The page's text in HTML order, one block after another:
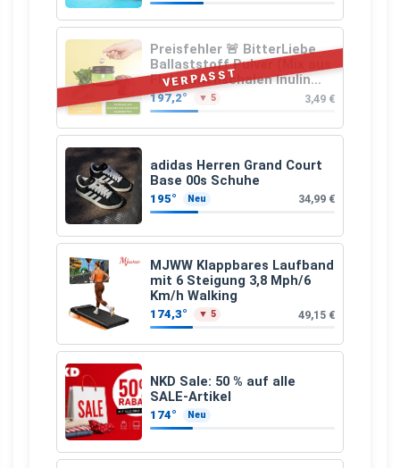
VERPASST
Preisfehler 🚨 BitterLiebe
Ballaststoff Pulver (Mix aus
Flohsamenschalen Inulin
(Präbiotika) Leinsamen &
Apfelfaser)
197,2° ▼ 5 3,49 €
adidas Herren Grand Court
Base 00s Schuhe
195° Neu 34,99 €
MJWW Klappbares Laufband
mit 6 Steigung 3,8 Mph/6
Km/h Walking
174,3° ▼ 5 49,15 €
NKD Sale: 50 % auf alle
SALE-Artikel
174° Neu